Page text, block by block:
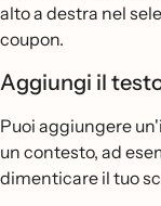
alto a destra nel
coupon.
Aggiungi il
Puoi aggiungere
un contesto, ad
dimenticare il tuo